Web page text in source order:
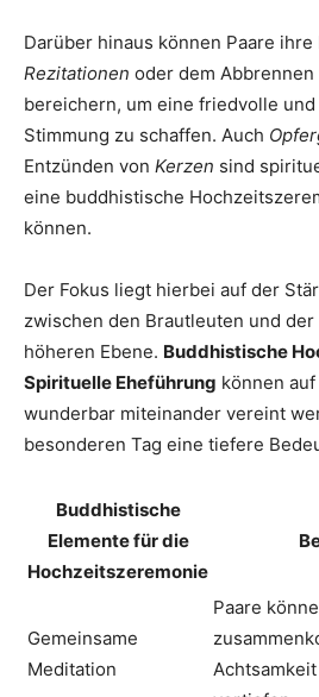
Darüber hinaus können Paare
Rezitationen oder dem Abbrennen
bereichern, um eine friedvolle
Stimmung zu schaffen. Auch
Entzünden von Kerzen sind
eine buddhistische
können.
Der Fokus liegt hierbei auf der
zwischen den Brautleuten und
höheren Ebene. Buddhistische
Spirituelle Eheführung können
wunderbar miteinander vereint
besonderen Tag eine tiefere
Buddhistische
Elemente für die
Hochzeitszeremonie
Gemeinsame
Meditation
Paare